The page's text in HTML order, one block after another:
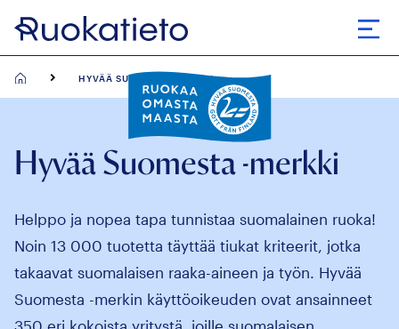
Siirry
suoraan
HYVÄÄ SUOMESTA MERKKI
Hyvää Suomesta -merkki
Helppo ja nopea tapa tunnistaa suomalainen ruoka!
Noin 13 000 tuotetta täyttää tiukat kriteerit, jotka
takaavat suomalaisen raaka-aineen ja työn. Hyvää
Suomesta -merkin käyttöoikeuden ovat ansainneet
350 eri kokoista yritystä, joille suomalaisen